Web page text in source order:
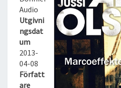
E
K
T
E
N
L
J
U
Audio
Utgivni
ngsdat
um
2013-
04-08
Författ
are